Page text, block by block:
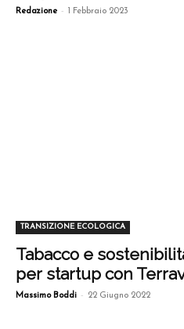
Redazione - 1 Febbraio 2023
TRANSIZIONE ECOLOGICA
Tabacco e
per startup con
Massimo Boddi - 22 Giugno 2022